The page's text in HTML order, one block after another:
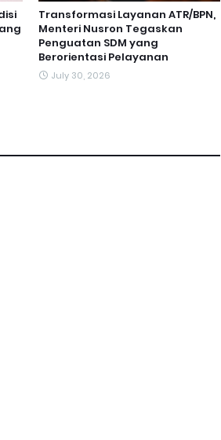
Transformasi Layanan ATR/BPN,
Menteri Nusron Tegaskan
Penguatan SDM yang
Berorientasi Pelayanan
July 30, 2026